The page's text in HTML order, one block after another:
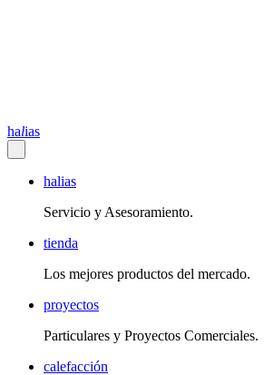
halias
halias
Servicio y Asesoramiento.
tienda
Los mejores productos del mercado.
proyectos
Particulares y Proyectos Comerciales.
calefacción